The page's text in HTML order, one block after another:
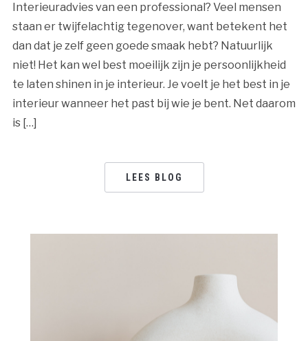
Interieuradvies van een professional? Veel mensen
staan er twijfelachtig tegenover, want betekent het
dan dat je zelf geen goede smaak hebt? Natuurlijk
niet! Het kan wel best moeilijk zijn je persoonlijkheid
te laten shinen in je interieur. Je voelt je het best in je
interieur wanneer het past bij wie je bent. Net daarom
is […]
LEES BLOG